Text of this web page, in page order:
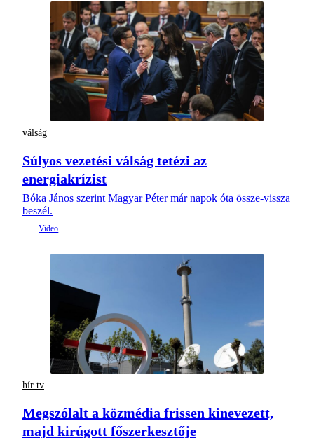
válság
Súlyos vezetési válság tetézi az
energiakrízist
Bóka János szerint Magyar Péter már napok óta össze-vissza
beszél.
hír tv
Megszólalt a közmédia frissen kinevezett,
majd kirúgott főszerkesztője